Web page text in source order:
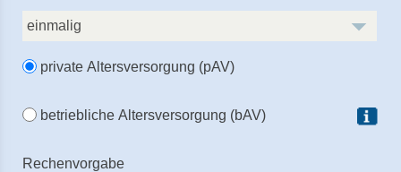
private Altersversorgung (pAV)
betriebliche Altersversorgung (bAV)
Rechenvorgabe